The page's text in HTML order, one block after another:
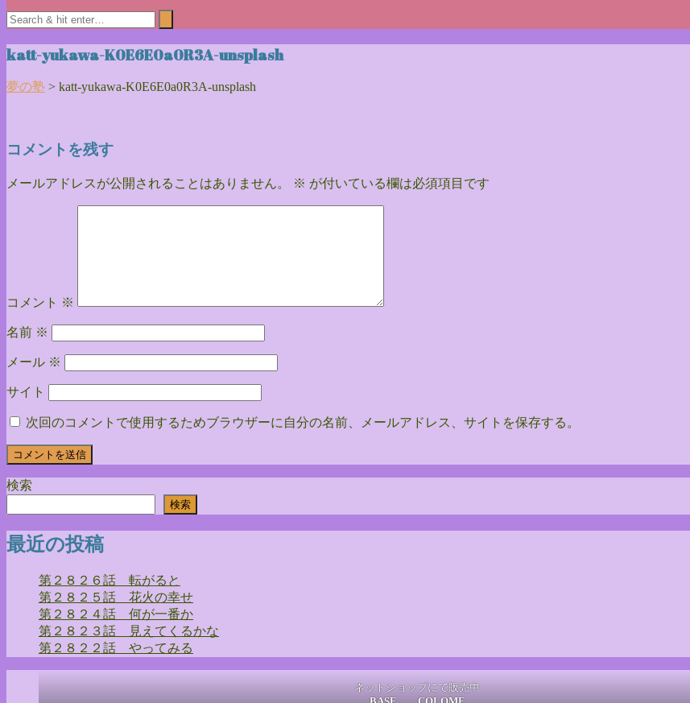
katt-yukawa-K0E6E0a0R3A-unsplash
夢の塾 > katt-yukawa-K0E6E0a0R3A-unsplash
コメントを残す
メールアドレスが公開されることはありません。 ※ が付いている欄は必須項目です
コメント ※
名前 ※
メール ※
サイト
次回のコメントで使用するためブラウザーに自分の名前、メールアドレス、サイトを保存する。
検索
検索
最近の投稿
第２８２６話 転がると
第２８２５話 花火の幸せ
第２８２４話 何が一番か
第２８２３話 見えてくるかな
第２８２２話 やってみる
ネットショップにて販売中